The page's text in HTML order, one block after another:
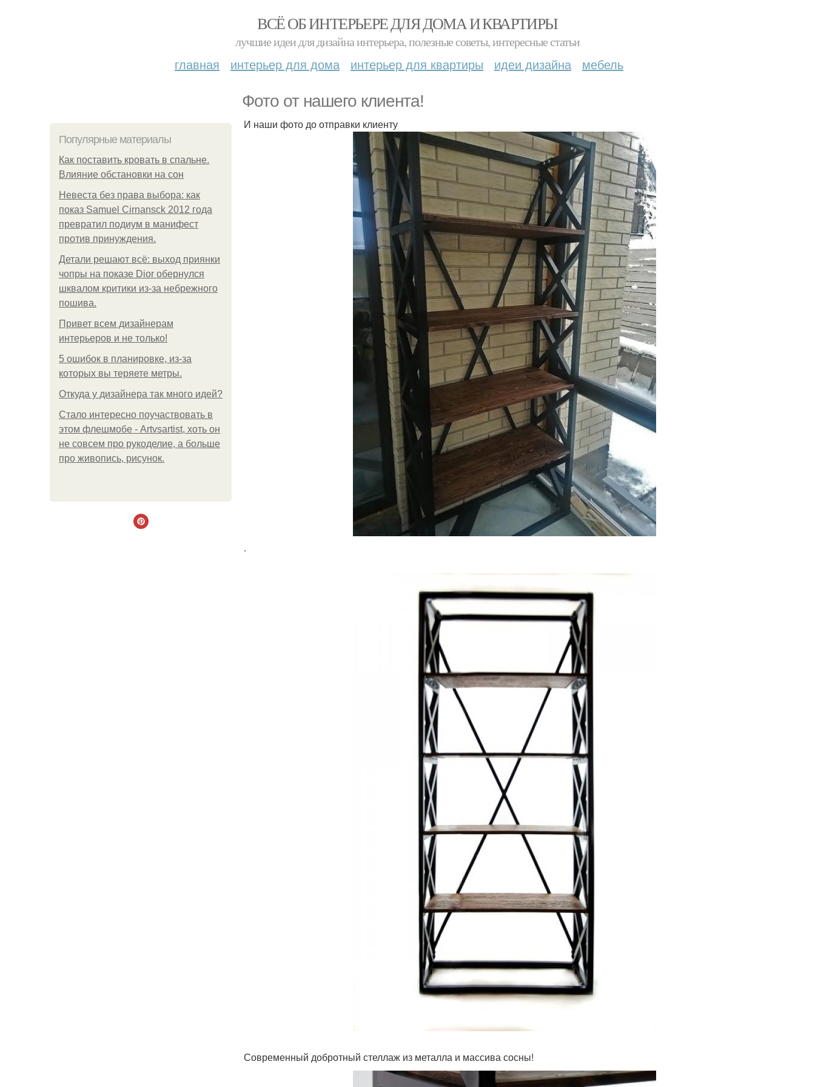
ВСЁ ОБ ИНТЕРЬЕРЕ ДЛЯ ДОМА И КВАРТИРЫ
лучшие идеи для дизайна интерьера, полезные советы, интересные статьи
главная интерьер для дома интерьер для квартиры идеи дизайна мебель
Фото от нашего клиента!
Популярные материалы
Как поставить кровать в спальне.
Влияние обстановки на сон
Невеста без права выбора: как
показ Samuel Cirnansck 2012 года
превратил подиум в манифест
против принуждения.
Детали решают всё: выход приянки
чопры на показе Dior обернулся
шквалом критики из-за небрежного
пошива.
Привет всем дизайнерам
интерьеров и не только!
5 ошибок в планировке, из-за
которых вы теряете метры.
Откуда у дизайнера так много идей?
Стало интересно поучаствовать в
этом флешмобе - Artvsartist, хоть он
не совсем про рукоделие, а больше
про живопись, рисунок.
И наши фото до отправки клиенту
.
Современный добротный стеллаж из металла и массива сосны!